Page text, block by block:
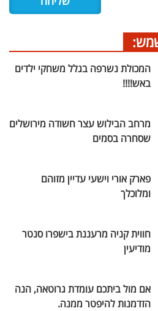
המכולת נשרפה בגלל משחקי ילדים
באש!!!!
מרחב הבילוש עצר חשודה מירושלים
שסחרה בסמים
פארק אורי וישעי עדיין מזוהם
ומלוכלך
חווית קניה מרעננת בישפרו סנטר
מודיעין
אם מול ביתכם עומדת גרוטאה, הנה
הזדמנות להיפטר ממנה.